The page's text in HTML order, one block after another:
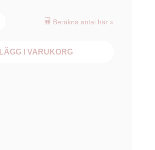
Beräkna antal här »
LÄGG I VARUKORG